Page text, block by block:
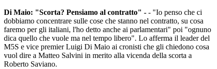
Di Maio: "Scorta? Pensiamo al contratto" - - "Io penso che ci
dobbiamo concentrare sulle cose che stanno nel contratto, su cosa
faremo per gli italiani, l'ho detto anche ai parlamentari" poi "ognuno
dica quello che vuole ma nel tempo libero". Lo afferma il leader del
M5S e vice premier Luigi Di Maio ai cronisti che gli chiedono cosa
vuol dire a Matteo Salvini in merito alla vicenda della scorta a
Roberto Saviano.